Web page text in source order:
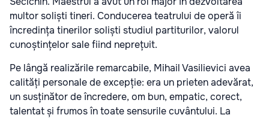
multor soliști tineri. Conducerea teatrului de operă îi
încredința tinerilor soliști studiul partiturilor, valorul
cunoștințelor sale fiind neprețuit.
Pe lângă realizările remarcabile, Mihail Vasilievici avea
calități personale de excepție: era un prieten adevărat,
un susținător de încredere, om bun, empatic, corect,
talentat și frumos în toate sensurile cuvântului. La